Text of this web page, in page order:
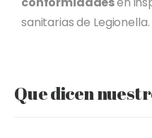
sanitarias de Legionella.
Que dicen